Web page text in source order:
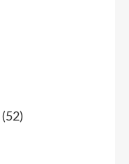
(52)